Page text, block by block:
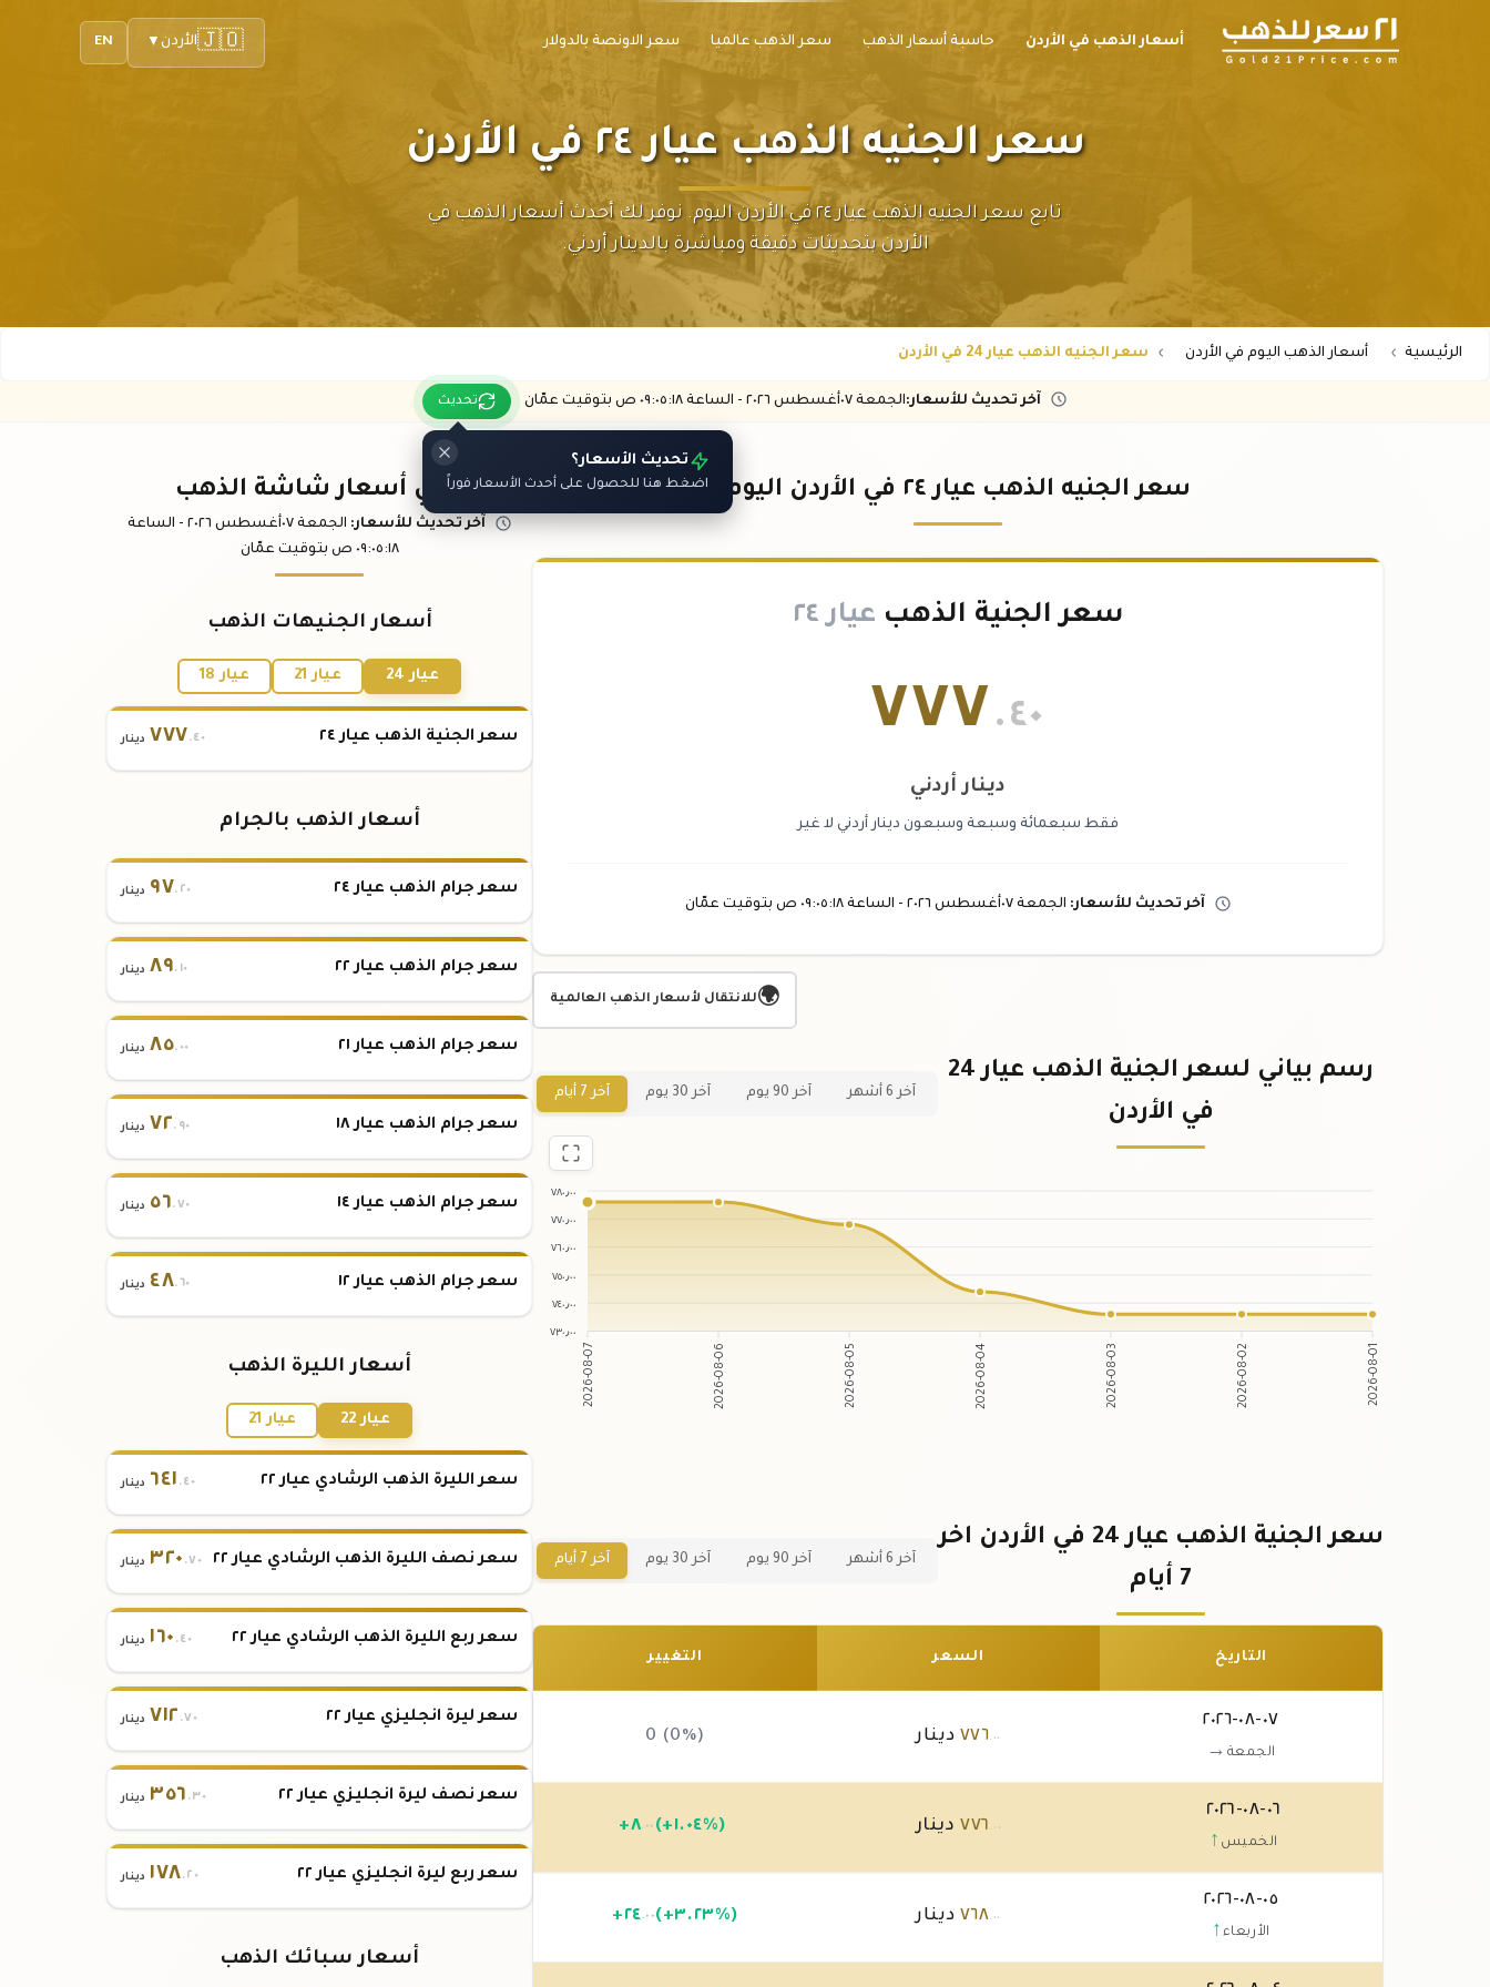
أسعار الذهب في الأردن حاسبة أسعار الذهب سعر الذهب عالميا سعر الاونصة بالدولار EN 🇯🇴الأردن ▼
سعر الجنيه الذهب عيار ٢٤ في الأردن
تابع سعر الجنيه الذهب عيار ٢٤ في الأردن اليوم. نوفر لك أحدث أسعار الذهب في
الأردن بتحديثات دقيقة ومباشرة بالدينار أردني.
الرئيسية أسعار الذهب اليوم في الأردن سعر الجنيه الذهب عيار 24 في الأردن
آخر تحديث للأسعار:الجمعة ٠٧ أغسطس ٢٠٢٦ - الساعة :١٨ ص بتوقيت عمّان تحديث
تحديث الأسعار؟
اضغط هنا للحصول على أحدث الأسعار فوراً سعر الجنيه الذهب عيار ٢٤ في الأردن اليوم
سعر الجنية الذهب عيار ٢٤
٧٧٧ .٤٠
دينار أردني
فقط سبعمائة وسبعة وسبعون دينار أردني لا غير
آخر تحديث للأسعار: الجمعة ٠٧ أغسطس ٢٠٢٦ - الساعة ٠٩:٠٥:١٨ ص بتوقيت عمّان
🌍للانتقال لأسعار الذهب العالمية
رسم بياني لسعر الجنية الذهب عيار 24
في الأردن
آخر 6 أشهر آخر 90 يوم آخر 30 يوم آخر 7 أيام
٧٨٠٫٠٠
٧٧٠٫٠٠
٧٦٠٫٠٠
٧٥٠٫٠٠
٧٤٠٫٠٠
٧٣٠٫٠٠
2026-08-07 2026-08-06 2026-08-05 2026-08-04 2026-08-03 2026-08-02 2026-08-01
سعر الجنية الذهب عيار 24 في الأردن اخر
7 أيام
آخر 6 أشهر آخر 90 يوم آخر 30 يوم آخر 7 أيام
التاريخ السعر التغيير
٠٧-٠٨-٢٠٢٦
الجمعة →
٧٧٦.٠٠ دينار 0 (0%)
٠٦-٠٨-٢٠٢٦
الخميس ↑
٧٧٦ .٠٠ دينار +٨ .٠٠ (+١.٠٤%)
٠٥-٠٨-٢٠٢٦
الأربعاء ↑
٧٦٨.٠٠ دينار +٢٤ .٠٠ (+٣.٢٣%)
باقي أسعار شاشة الذهب
آخر تحديث للأسعار: الجمعة ٠٧ أغسطس ٢٠٢٦ -
الساعة
٠٩:٠٥:١٨ ص بتوقيت عمّان
أسعار الجنيهات الذهب
عيار 24 عيار 21 عيار 18
سعر الجنية الذهب عيار ٢٤ ٧٧٧ .٤٠ دينار
أسعار الذهب بالجرام
سعر جرام الذهب عيار ٢٤ ٩٧.٢٠ دينار
سعر جرام الذهب عيار ٢٢ ٨٩.١٠ دينار
سعر جرام الذهب عيار ٢١ ٨٥.٠٠ دينار
سعر جرام الذهب عيار ١٨ ٧٢.٩٠ دينار
سعر جرام الذهب عيار ١٤ ٥٦.٧٠ دينار
سعر جرام الذهب عيار ١٢ ٤٨.٦٠ دينار
أسعار الليرة الذهب
عيار 22 عيار 21
سعر الليرة الذهب الرشادي عيار ٢٢ ٦٤١ .٤٠ دينار
سعر نصف الليرة الذهب الرشادي عيار ٢٢ ٣٢٠ .٧٠ دينار
سعر ربع الليرة الذهب الرشادي عيار ٢٢ ١٦٠ .٤٠ دينار
سعر ليرة انجليزي عيار ٢٢ ٧١٢ .٧٠ دينار
سعر نصف ليرة انجليزي عيار ٢٢ ٣٥٦ .٣٠ دينار
سعر ربع ليرة انجليزي عيار ٢٢ ١٧٨.٢٠ دينار
أسعار سبائك الذهب